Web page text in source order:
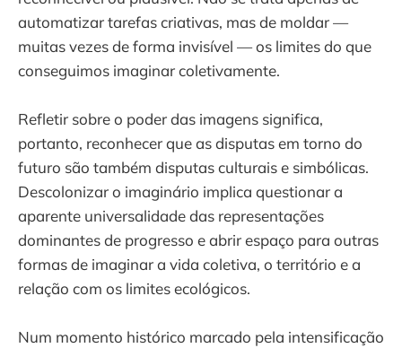
automatizar tarefas criativas, mas de moldar —
muitas vezes de forma invisível — os limites do que
conseguimos imaginar coletivamente.
Refletir sobre o poder das imagens significa,
portanto, reconhecer que as disputas em torno do
futuro são também disputas culturais e simbólicas.
Descolonizar o imaginário implica questionar a
aparente universalidade das representações
dominantes de progresso e abrir espaço para outras
formas de imaginar a vida coletiva, o território e a
relação com os limites ecológicos.
Num momento histórico marcado pela intensificação